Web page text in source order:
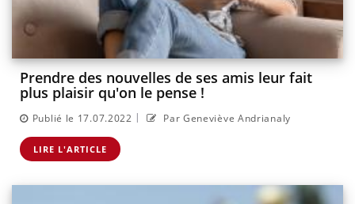
Prendre des nouvelles de ses amis leur fait
plus plaisir qu'on le pense !
Publié le 17.07.2022 | Par Geneviève Andrianaly
LIRE L'ARTICLE